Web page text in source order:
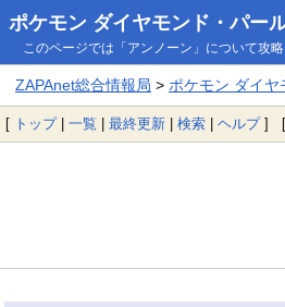
ポケモン ダイヤモンド・パー
このページでは「アンノーン」について攻略
ZAPAnet総合情報局 > ポケモン ダイ
[ トップ| 一覧 | 最終更新 | 検索 | ヘルプ] [